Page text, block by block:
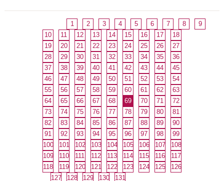
1 2 3 4 5 6 7 8
9
10
11 12 13 14 15 16 17
18
19
20 21 22 23 24 25 26
27
28
29 30 31 32 33 34 35
36
37
38 39 40 41 42 43 44
45
46
47 48 49 50 51 52 53
54
55
56 57 58 59 60 61 62
63
64
65 66 67 68 69 70 71
72
73
74 75 76 77 78 79 80
81
82
83 84 85 86 87 88 89
90
91
92 93 94 95 96 97 98
99
100
101 102 103 104 105 106 107
108
109
110 111 112 113 114 115 116
117
118
119 120 121 122 123 124 125
126
127
128 129 130 131